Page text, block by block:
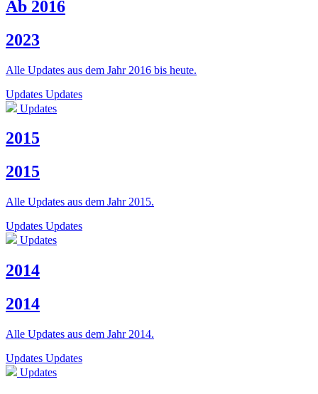
Ab 2016
2023
Alle Updates aus dem Jahr 2016 bis heute.
Updates Updates
Updates
2015
2015
Alle Updates aus dem Jahr 2015.
Updates Updates
Updates
2014
2014
Alle Updates aus dem Jahr 2014.
Updates Updates
Updates